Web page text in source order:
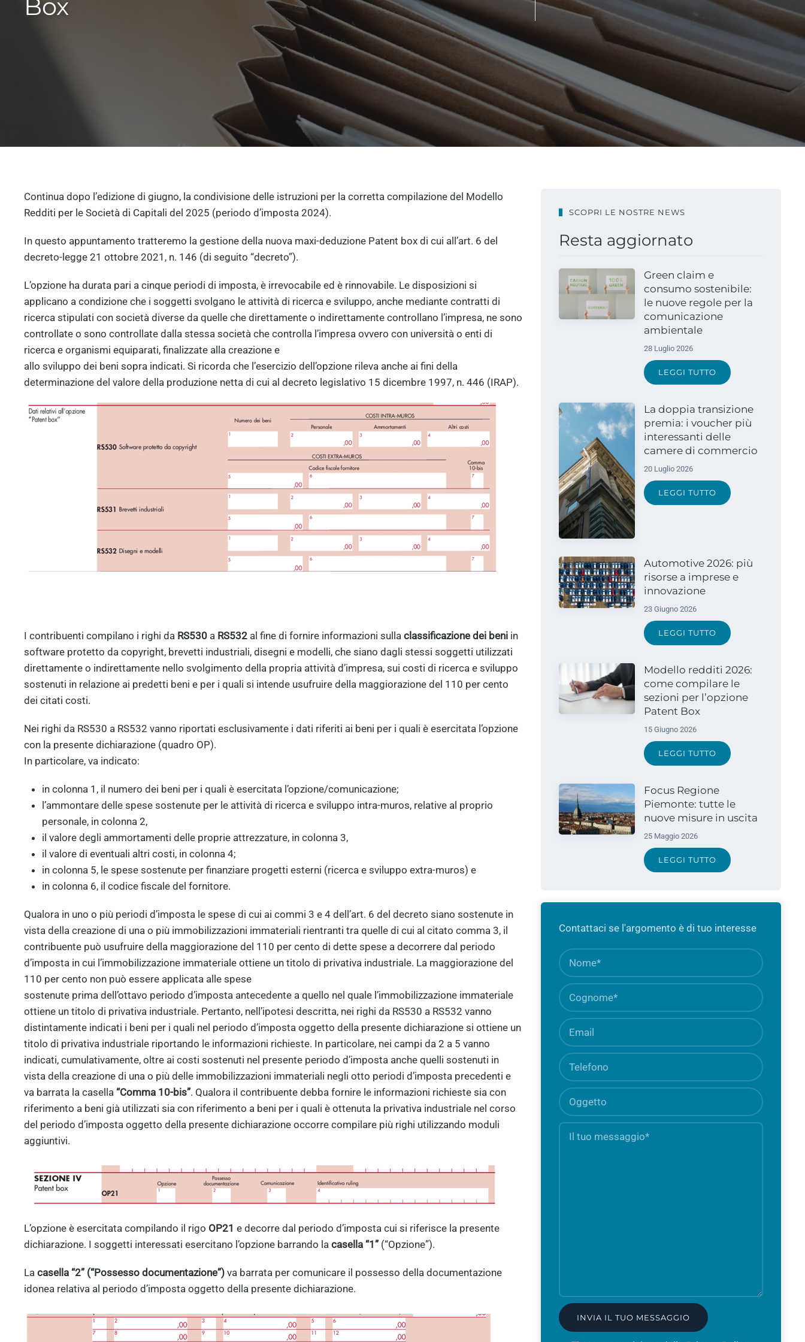
Box
Continua dopo l’edizione di giugno, la condivisione delle istruzioni per la corretta compilazione del Modello
Redditi per le Società di Capitali del 2025 (periodo d’imposta 2024).
In questo appuntamento tratteremo la gestione della nuova maxi-deduzione Patent box di cui all’art. 6 del
decreto-legge 21 ottobre 2021, n. 146 (di seguito “decreto”).
L’opzione ha durata pari a cinque periodi di imposta, è irrevocabile ed è rinnovabile. Le disposizioni si
applicano a condizione che i soggetti svolgano le attività di ricerca e sviluppo, anche mediante contratti di
ricerca stipulati con società diverse da quelle che direttamente o indirettamente controllano l’impresa, ne sono
controllate o sono controllate dalla stessa società che controlla l’impresa ovvero con università o enti di
ricerca e organismi equiparati, finalizzate alla creazione e
allo sviluppo dei beni sopra indicati. Si ricorda che l’esercizio dell’opzione rileva anche ai fini della
determinazione del valore della produzione netta di cui al decreto legislativo 15 dicembre 1997, n. 446 (IRAP).
I contribuenti compilano i righi da RS530 a RS532 al fine di fornire informazioni sulla classificazione dei beni in
software protetto da copyright, brevetti industriali, disegni e modelli, che siano dagli stessi soggetti utilizzati
direttamente o indirettamente nello svolgimento della propria attività d’impresa, sui costi di ricerca e sviluppo
sostenuti in relazione ai predetti beni e per i quali si intende usufruire della maggiorazione del 110 per cento
dei citati costi.
Nei righi da RS530 a RS532 vanno riportati esclusivamente i dati riferiti ai beni per i quali è esercitata l’opzione
con la presente dichiarazione (quadro OP).
In particolare, va indicato:
in colonna 1, il numero dei beni per i quali è esercitata l’opzione/comunicazione;
l’ammontare delle spese sostenute per le attività di ricerca e sviluppo intra-muros, relative al proprio
personale, in colonna 2,
il valore degli ammortamenti delle proprie attrezzature, in colonna 3,
il valore di eventuali altri costi, in colonna 4;
in colonna 5, le spese sostenute per finanziare progetti esterni (ricerca e sviluppo extra-muros) e
in colonna 6, il codice fiscale del fornitore.
Qualora in uno o più periodi d’imposta le spese di cui ai commi 3 e 4 dell’art. 6 del decreto siano sostenute in
vista della creazione di una o più immobilizzazioni immateriali rientranti tra quelle di cui al citato comma 3, il
contribuente può usufruire della maggiorazione del 110 per cento di dette spese a decorrere dal periodo
d’imposta in cui l’immobilizzazione immateriale ottiene un titolo di privativa industriale. La maggiorazione del
110 per cento non può essere applicata alle spese
sostenute prima dell’ottavo periodo d’imposta antecedente a quello nel quale l’immobilizzazione immateriale
ottiene un titolo di privativa industriale. Pertanto, nell’ipotesi descritta, nei righi da RS530 a RS532 vanno
distintamente indicati i beni per i quali nel periodo d’imposta oggetto della presente dichiarazione si ottiene un
titolo di privativa industriale riportando le informazioni richieste. In particolare, nei campi da 2 a 5 vanno
indicati, cumulativamente, oltre ai costi sostenuti nel presente periodo d’imposta anche quelli sostenuti in
vista della creazione di una o più delle immobilizzazioni immateriali negli otto periodi d’imposta precedenti e
va barrata la casella “Comma 10-bis”. Qualora il contribuente debba fornire le informazioni richieste sia con
riferimento a beni già utilizzati sia con riferimento a beni per i quali è ottenuta la privativa industriale nel corso
del periodo d’imposta oggetto della presente dichiarazione occorre compilare più righi utilizzando moduli
aggiuntivi.
L’opzione è esercitata compilando il rigo OP21 e decorre dal periodo d’imposta cui si riferisce la presente
dichiarazione. I soggetti interessati esercitano l’opzione barrando la casella “1” (“Opzione”).
La casella “2” (“Possesso documentazione”) va barrata per comunicare il possesso della documentazione
idonea relativa al periodo d’imposta oggetto della presente dichiarazione.
SCOPRI LE NOSTRE NEWS
Resta aggiornato
Green claim e
consumo sostenibile:
le nuove regole per la
comunicazione
ambientale
28 Luglio 2026
LEGGI TUTTO
La doppia transizione
premia: i voucher più
interessanti delle
camere di commercio
20 Luglio 2026
LEGGI TUTTO
Automotive 2026: più
risorse a imprese e
innovazione
23 Giugno 2026
LEGGI TUTTO
Modello redditi 2026:
come compilare le
sezioni per l’opzione
Patent Box
15 Giugno 2026
LEGGI TUTTO
Focus Regione
Piemonte: tutte le
nuove misure in uscita
25 Maggio 2026
LEGGI TUTTO
Contattaci se l'argomento è di tuo interesse
Nome
Cognome
Email
Telefono
Oggetto
Il
Campo